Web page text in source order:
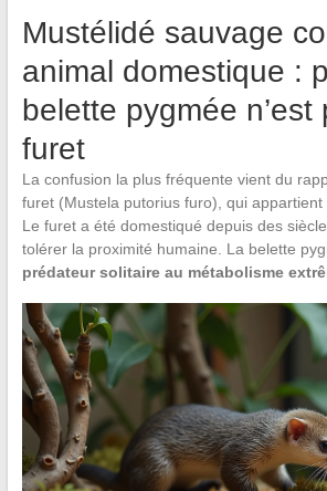
Mustélidé sauvage
animal domestique :
belette pygmée n’est
furet
La confusion la plus fréquente vient du
furet (Mustela putorius furo), qui appartient
Le furet a été domestiqué depuis des
tolérer la proximité humaine. La belette
prédateur solitaire au métabolisme